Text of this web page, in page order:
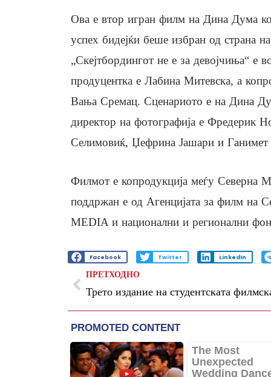
Ова е втор игран филм на Дина Дума
успех бидејќи беше избран од страна
„Скејтбордингот не е за девојчиња“ е
продуцентка е Лабина Митевска, а
Вања Сремац. Сценариото е на Дина
директор на фотографија е Фредерик
Селимовиќ, Џефрина Јашари и Ганимет
Филмот е копродукција меѓу Северна
поддржан е од Агенцијата за филм на
MEDIA и национални и регионални
Facebook Twitter LinkedIn
ПРЕТХОДНО